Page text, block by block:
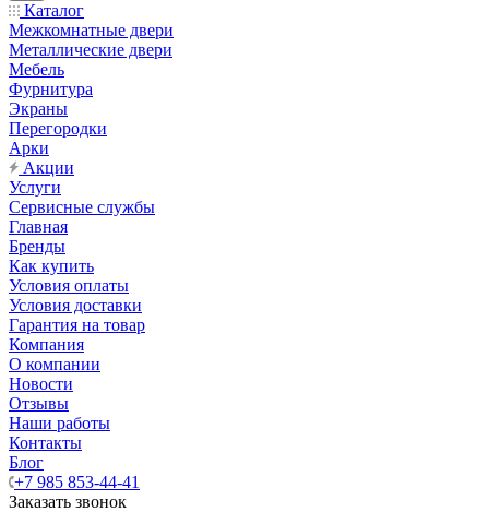
Каталог
Межкомнатные двери
Металлические двери
Мебель
Фурнитура
Экраны
Перегородки
Арки
Акции
Услуги
Сервисные службы
Главная
Бренды
Как купить
Условия оплаты
Условия доставки
Гарантия на товар
Компания
О компании
Новости
Отзывы
Наши работы
Контакты
Блог
+7 985 853-44-41
Заказать звонок